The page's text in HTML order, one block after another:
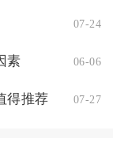
07-24
素 06-06
得推荐 07-27